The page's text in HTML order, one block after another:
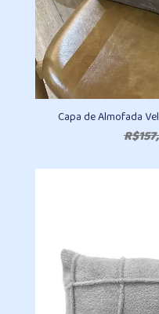
Capa de Almofada
R$